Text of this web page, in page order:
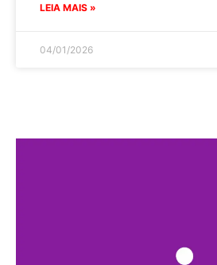
LEIA MAIS »
04/01/2026